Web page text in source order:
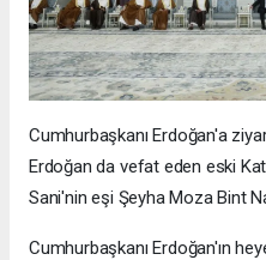
Cumhurbaşkanı Erdoğan'a
Erdoğan da vefat eden eski
Sani'nin eşi Şeyha Moza Bint
Cumhurbaşkanı Erdoğan'ın